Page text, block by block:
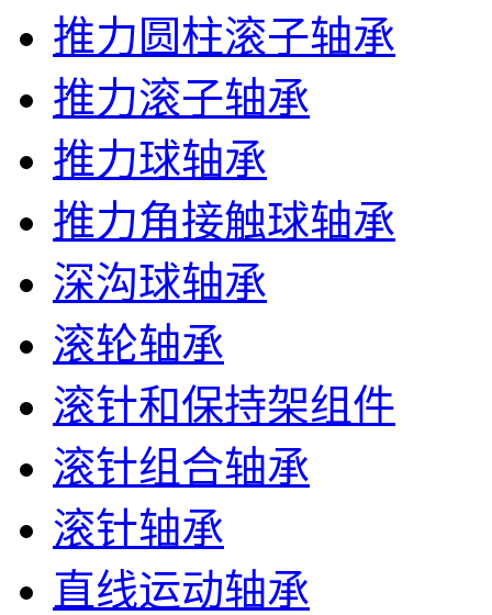
推力圆柱滚子轴承
推力滚子轴承
推力球轴承
推力角接触球轴承
深沟球轴承
滚轮轴承
滚针和保持架组件
滚针组合轴承
滚针轴承
直线运动轴承